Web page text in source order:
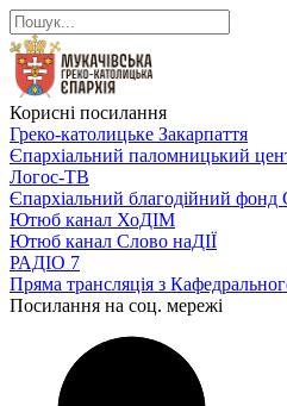
Корисні посилання
Греко-католицьке Закарпаття
Єпархіальний паломницький
Логос-ТВ
Єпархіальний благодійний
Ютюб канал ХоДІМ
Ютюб канал Слово наДІЇ
РАДІО 7
Пряма трансляція з
Посилання на соц. мережі